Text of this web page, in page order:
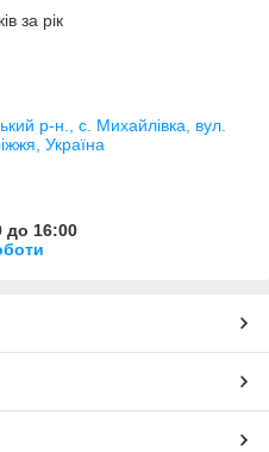
за рік
р-н., с. Михайлівка, вул.
Україна
до 16:00